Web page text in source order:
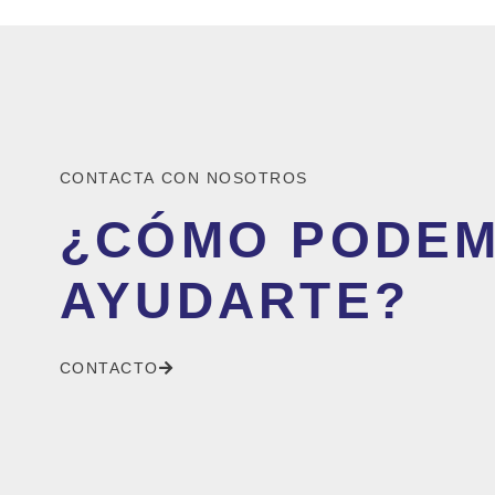
CONTACTA CON NOSOTROS
¿CÓMO
AYUDARTE?
CONTACTO